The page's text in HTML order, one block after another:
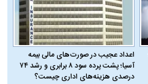
اعداد عجیب در صورت‌های مالی بیمه
آسیا؛ پشت پرده سود ۸ برابری و رشد ۷۴
درصدی هزینه‌های اداری چیست؟